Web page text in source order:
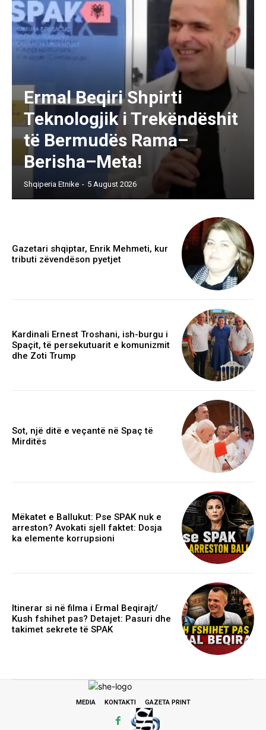
Ermal Beqiri Shpirti
Teknologjik i Trekëndëshit
të Bermudës Rama–
Berisha–Meta!
Shqiperia Etnike - 5 August 2026
Gazetari shqiptar, Enrik Mehmeti, kur
tributi zëvendëson pyetjet
Kardinali Ernest Troshani, ish-burgu i
Spaçit, të persekutuarit e komunizmit
dhe Zoti Trump
Sot, një ditë e veçantë në Spaç të
Mirditës
Mëkatet e Ballukut: Pse SPAK nuk e
arreston? Avokati sjell faktet: Dosja
ka elemente korrupsioni
Itinerar si në filma i Ermal Beqirajt/
Kush fshihet pas? Detajet: Pasuri dhe
takimet sekrete të SPAK
MEDIA KONTAKTI GAZETA PRINT